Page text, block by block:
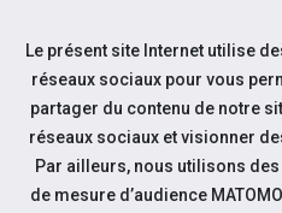
Aller au contenu
Notre actualité
Le présent site Internet utilise
réseaux sociaux pour vous
partager du contenu de notre
réseaux sociaux et visionner
Par ailleurs, nous utilisons
de mesure d’audience